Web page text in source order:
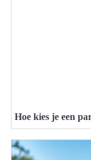
Hoe kies je een